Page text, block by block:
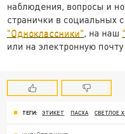
наблюдения, вопросы и
странички в социальных
"Одноклассники", на наш
или на электронную
ТЕГИ: ЭТИКЕТ ПАСХА СВЕТЛОЕ